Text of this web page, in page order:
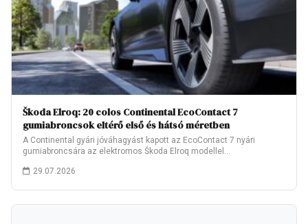
Škoda Elroq: 20 colos Continental EcoContact 7
gumiabroncsok eltérő első és hátsó méretben
A Continental gyári jóváhagyást kapott az EcoContact 7 nyári
gumiabroncsára az elektromos Škoda Elroq modellel…
29.07.2026